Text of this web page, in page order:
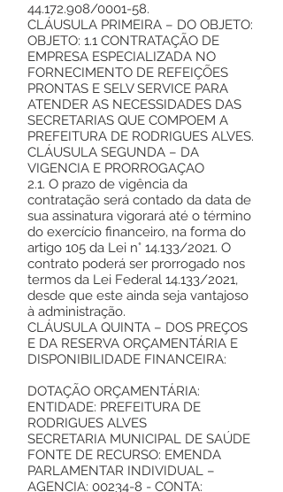
44.172.908/0001-58.
CLÁUSULA PRIMEIRA – DO OBJETO:
OBJETO: 1.1 CONTRATAÇÃO DE
EMPRESA ESPECIALIZADA NO
FORNECIMENTO DE REFEIÇÕES
PRONTAS E SELV SERVICE PARA
ATENDER AS NECESSIDADES DAS
SECRETARIAS QUE COMPOEM A
PREFEITURA DE RODRIGUES ALVES.
CLÁUSULA SEGUNDA – DA
VIGENCIA E PRORROGAÇAO
2.1. O prazo de vigência da
contratação será contado da data de
sua assinatura vigorará até o término
do exercício financeiro, na forma do
artigo 105 da Lei n° 14.133/2021. O
contrato poderá ser prorrogado nos
termos da Lei Federal 14.133/2021,
desde que este ainda seja vantajoso
à administração.
CLÁUSULA QUINTA – DOS PREÇOS
E DA RESERVA ORÇAMENTÁRIA E
DISPONIBILIDADE FINANCEIRA:
DOTAÇÃO ORÇAMENTÁRIA:
ENTIDADE: PREFEITURA DE
RODRIGUES ALVES
SECRETARIA MUNICIPAL DE SAÚDE
FONTE DE RECURSO: EMENDA
PARLAMENTAR INDIVIDUAL –
AGENCIA: 00234-8 - CONTA: